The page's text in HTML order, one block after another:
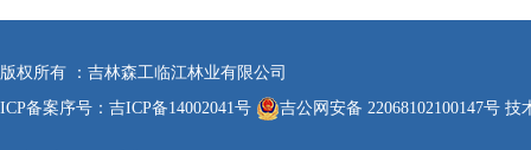
版权所有 ：吉林森工临江林业有限公司
ICP备案序号： 吉ICP备14002041号 吉公网安备 22068102100147号 技